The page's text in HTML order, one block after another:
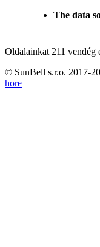
The data
Oldalainkat 211 vendég
© SunBell s.r.o. 2017-
hore